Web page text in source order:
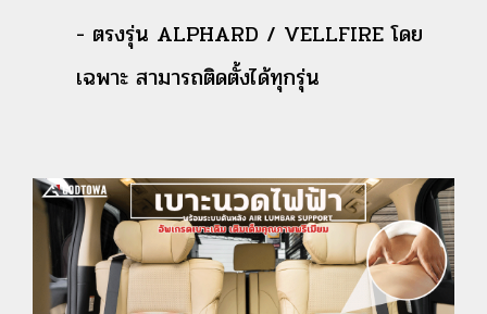
- ตรงรุ่น ALPHARD / VELLFIRE โดย
เฉพาะ สามารถติดตั้งได้ทุกรุ่น